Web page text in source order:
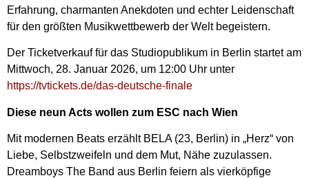
Erfahrung, charmanten Anekdoten und echter Leidenschaft
für den größten Musikwettbewerb der Welt begeistern.
Der Ticketverkauf für das Studiopublikum in Berlin startet am
Mittwoch, 28. Januar 2026, um 12:00 Uhr unter
https://tvtickets.de/das-deutsche-finale
Diese neun Acts wollen zum ESC nach Wien
Mit modernen Beats erzählt BELA (23, Berlin) in „Herz“ von
Liebe, Selbstzweifeln und dem Mut, Nähe zuzulassen.
Dreamboys The Band aus Berlin feiern als vierköpfige